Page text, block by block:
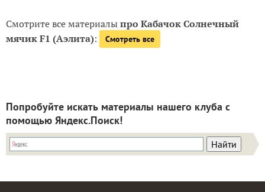
Смотрите все материалыпро Кабачок Солнечный
мячик F1 (Аэлита): Смотреть все
Попробуйте искать материалы нашего клуба с
помощью Яндекс.Поиск!